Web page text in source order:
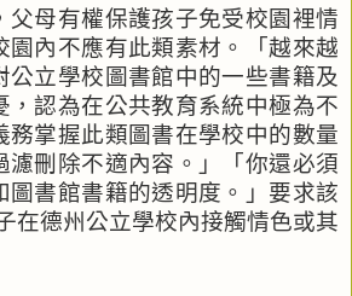
父母有權保護孩子免受校園裡情
園內不應有此類素材。「越來越
公立學校圖書館中的一些書籍及
，認為在公共教育系統中極為不
務掌握此類圖書在學校中的數量
濾刪除不適內容。」「你還必須
圖書館書籍的透明度。」要求該
在德州公立學校內接觸情色或其